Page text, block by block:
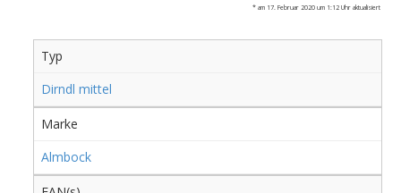
* am 17. Februar 2020 um 1:12 Uhr aktualisiert
Typ
Dirndl mittel
Marke
Almbock